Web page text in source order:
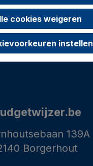
139A
Borgerhout
cookies weigeren
instellen